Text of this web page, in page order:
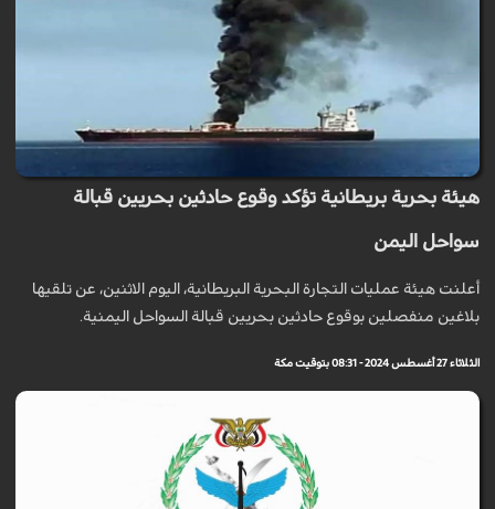
هيئة بحرية بريطانية تؤكد وقوع حادثين بحريين قبالة
سواحل اليمن
أعلنت هيئة عمليات التجارة البحرية البريطانية، اليوم الاثنين، عن تلقيها
بلاغين منفصلين بوقوع حادثين بحريين قبالة السواحل اليمنية.
الثلاثاء 27 أغسطس 2024 - 08:31 بتوقيت مكة